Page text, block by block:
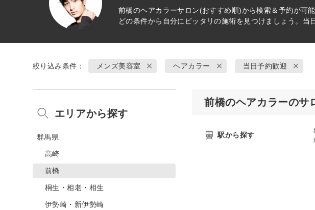
前橋のヘアカラーサロン(おすすめ順)から検索＆予約が可
どの条件から自分にピッタリの施術を見つけましょう。当
絞り込み条件： メンズ美容室 ヘアカラー 当日予約歓迎
前橋のヘアカラーのサ
駅から探す
エリアから探す
群馬県
高崎
前橋
桐生・相老・相生
伊勢崎・新伊勢崎